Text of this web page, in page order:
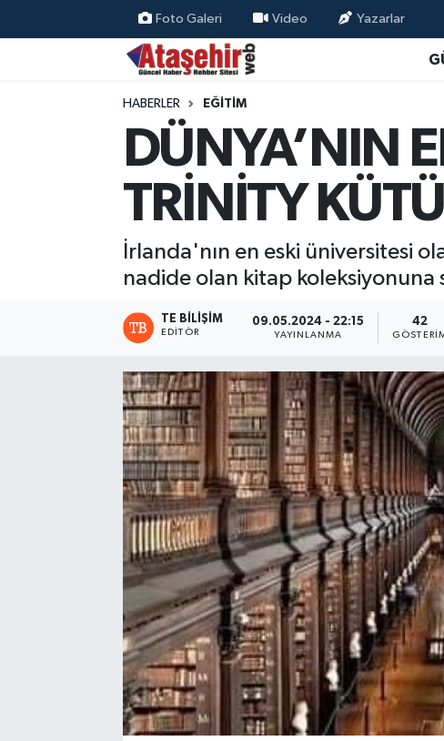
Foto Galeri Video Yazarlar
HABERLER EĞİTİM
DÜNYA’NIN
TRİNİTY
İrlanda'nın en eski üniversitesi
nadide olan kitap koleksiyonuna
TE BILIŞIM
EDITÖR
09.05.2024 - 22:15
YAYINLANMA
42
Hava Durumu
Süper Lig Puan Durumu ve Fikstür
Son Dakika Haberleri